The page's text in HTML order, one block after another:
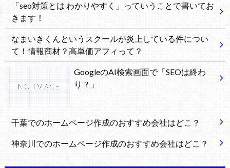
「seo対策とは わかりやすく」っていうことで書いてお
きます！
なまいきくんというスクールが炎上している件につい
て！情報商材？高単価アフィって？
GoogleのAI検索画面で「SEOは終わ
り？」
千葉でのホームページ作成のおすすめ会社はどこ？
神奈川でのホームページ作成のおすすめ会社はどこ？